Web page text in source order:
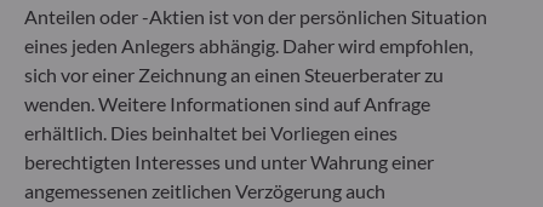
ODDO BHF Asset Management LUX
6, rue Gabriel Lippmann
L-5365 Munsbach
Luxemburg
+352 45 76 76 245
Anteilen oder -Aktien ist von der persönlichen Situation
eines jeden Anlegers abhängig. Daher wird empfohlen,
sich vor einer Zeichnung an einen Steuerberater zu
wenden. Weitere Informationen sind auf Anfrage
erhältlich. Dies beinhaltet bei Vorliegen eines
berechtigten Interesses und unter Wahrung einer
angemessenen zeitlichen Verzögerung auch